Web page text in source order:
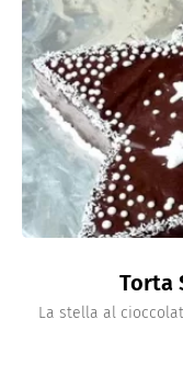
Torta
La stella al